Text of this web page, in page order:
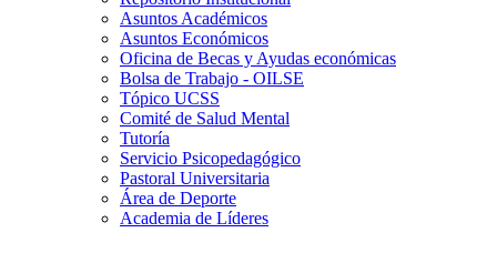
Asuntos Académicos
Asuntos Económicos
Oficina de Becas y Ayudas económicas
Bolsa de Trabajo - OILSE
Tópico UCSS
Comité de Salud Mental
Tutoría
Servicio Psicopedagógico
Pastoral Universitaria
Área de Deporte
Academia de Líderes